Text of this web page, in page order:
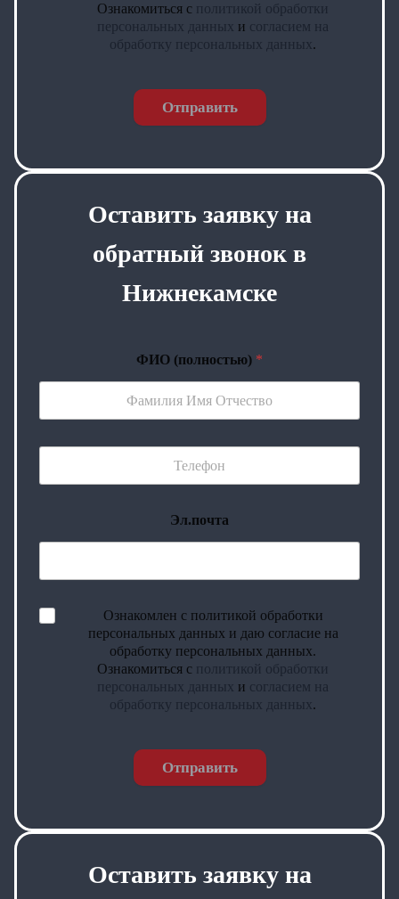
Ознакомиться с политикой обработки
персональных данных и согласием на
обработку персональных данных.
Отправить
Оставить заявку на
обратный звонок в
Нижнекамске
ФИО (полностью) *
Эл.почта
Ознакомлен с политикой обработки
персональных данных и даю согласие на
обработку персональных данных.
Ознакомиться с политикой обработки
персональных данных и согласием на
обработку персональных данных.
Отправить
Оставить заявку на